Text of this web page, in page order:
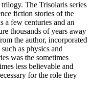
The Trisolaris series
fiction stories of the
a few centuries and an
thousands of years away
the author, incorporated
as physics and
was the sometimes
less believable and
for the role they